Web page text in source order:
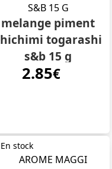
melange piment
togarashi
s&b 15 g
2.85€
En stock